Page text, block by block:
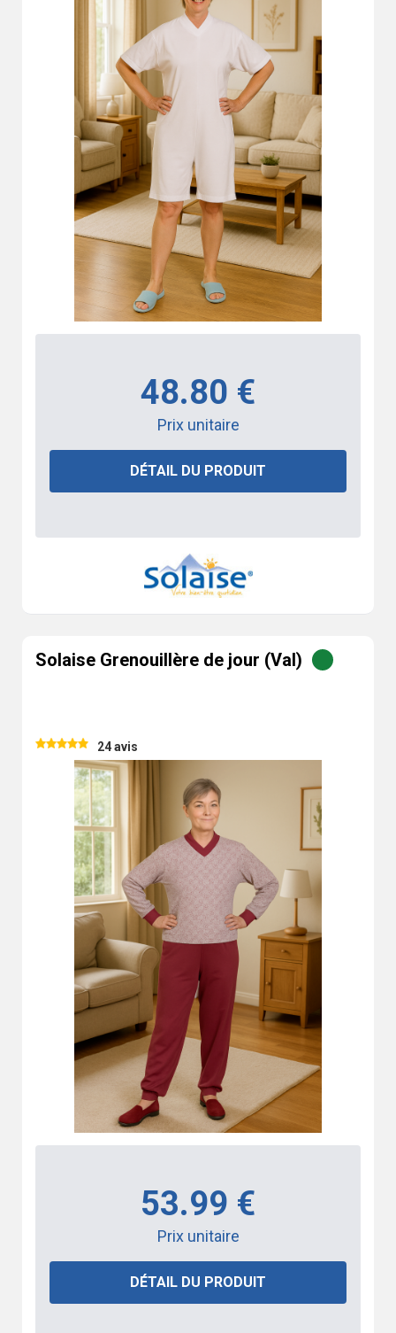
48.80 €
Prix unitaire
DÉTAIL DU PRODUIT
Solaise Grenouillère de jour (Val)
24 avis
53.99 €
Prix unitaire
DÉTAIL DU PRODUIT